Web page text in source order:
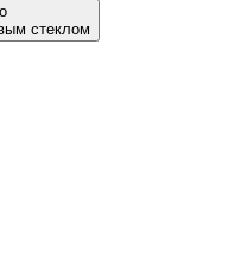
стеклом